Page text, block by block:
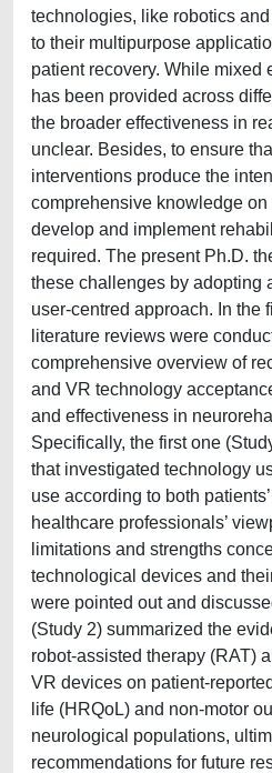
technologies, like robotics
to their multipurpose
patient recovery. While mixed
has been provided across
the broader effectiveness in
unclear. Besides, to ensure
interventions produce the
comprehensive knowledge
develop and implement
required. The present Ph.D.
these challenges by adopting
user-centred approach. In the
literature reviews were
comprehensive overview of
and VR technology
and effectiveness in
Specifically, the first one
that investigated technology
use according to both
healthcare professionals’
limitations and strengths
technological devices and
were pointed out and
(Study 2) summarized the
robot-assisted therapy (RAT)
VR devices on patient-
life (HRQoL) and non-motor
neurological populations,
recommendations for future